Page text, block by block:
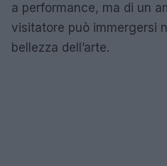
a performance, ma di un
visitatore può immergersi
bellezza dell’arte.